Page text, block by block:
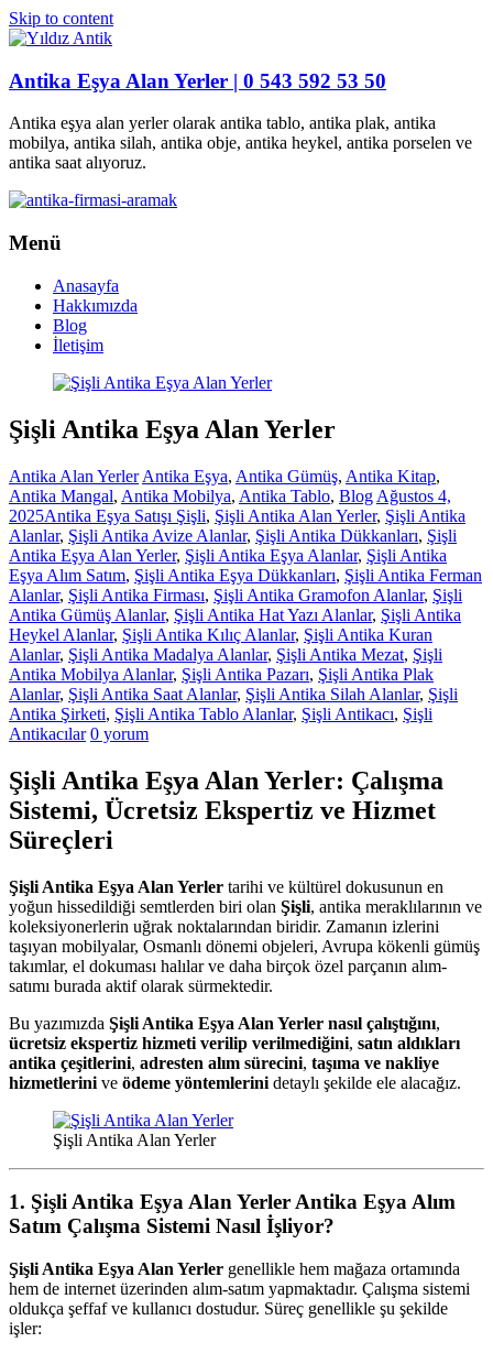
Skip to content
Antika Eşya Alan Yerler | 0 543 592 53 50
Antika eşya alan yerler olarak antika tablo, antika plak, antika
mobilya, antika silah, antika obje, antika heykel, antika porselen ve
antika saat alıyoruz.
Menü
Anasayfa
Hakkımızda
Blog
İletişim
Şişli Antika Eşya Alan Yerler
Antika Alan Yerler Antika Eşya, Antika Gümüş, Antika Kitap,
Antika Mangal, Antika Mobilya, Antika Tablo, Blog Ağustos 4,
2025Antika Eşya Satışı Şişli, Şişli Antika Alan Yerler, Şişli Antika
Alanlar, Şişli Antika Avize Alanlar, Şişli Antika Dükkanları, Şişli
Antika Eşya Alan Yerler, Şişli Antika Eşya Alanlar, Şişli Antika
Eşya Alım Satım, Şişli Antika Eşya Dükkanları, Şişli Antika Ferman
Alanlar, Şişli Antika Firması, Şişli Antika Gramofon Alanlar, Şişli
Antika Gümüş Alanlar, Şişli Antika Hat Yazı Alanlar, Şişli Antika
Heykel Alanlar, Şişli Antika Kılıç Alanlar, Şişli Antika Kuran
Alanlar, Şişli Antika Madalya Alanlar, Şişli Antika Mezat, Şişli
Antika Mobilya Alanlar, Şişli Antika Pazarı, Şişli Antika Plak
Alanlar, Şişli Antika Saat Alanlar, Şişli Antika Silah Alanlar, Şişli
Antika Şirketi, Şişli Antika Tablo Alanlar, Şişli Antikacı, Şişli
Antikacılar 0 yorum
Şişli Antika Eşya Alan Yerler: Çalışma
Sistemi, Ücretsiz Ekspertiz ve Hizmet
Süreçleri
Şişli Antika Eşya Alan Yerler tarihi ve kültürel dokusunun en
yoğun hissedildiği semtlerden biri olan Şişli, antika meraklılarının ve
koleksiyonerlerin uğrak noktalarından biridir. Zamanın izlerini
taşıyan mobilyalar, Osmanlı dönemi objeleri, Avrupa kökenli gümüş
takımlar, el dokuması halılar ve daha birçok özel parçanın alım-
satımı burada aktif olarak sürmektedir.
Bu yazımızda Şişli Antika Eşya Alan Yerler nasıl çalıştığını,
ücretsiz ekspertiz hizmeti verilip verilmediğini, satın aldıkları
antika çeşitlerini, adresten alım sürecini, taşıma ve nakliye
hizmetlerini ve ödeme yöntemlerini detaylı şekilde ele alacağız.
Şişli Antika Alan Yerler
1. Şişli Antika Eşya Alan YerlerAntika Eşya Alım
Satım Çalışma Sistemi Nasıl İşliyor?
Şişli Antika Eşya Alan Yerler genellikle hem mağaza ortamında
hem de internet üzerinden alım-satım yapmaktadır. Çalışma sistemi
oldukça şeffaf ve kullanıcı dostudur. Süreç genellikle şu şekilde
işler: